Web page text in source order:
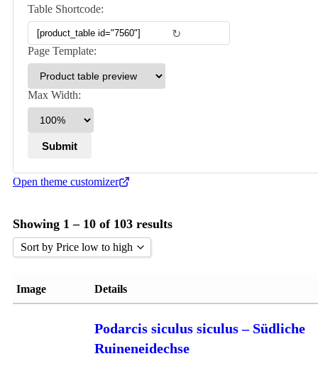
Table Shortcode:
↻
Page Template:
Max Width:
Open theme customizer
Showing 1 – 10 of 103 results
Sort by Price low to high
Sort by Rating
Sort by Price high to low
Sort by Newness
Image Details
Podarcis siculus siculus – Südliche
Ruineneidechse